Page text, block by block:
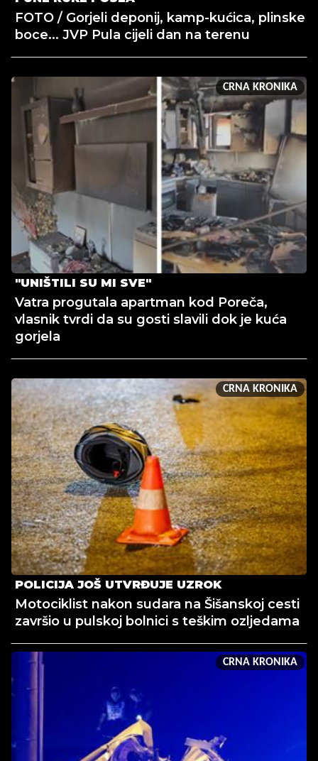
FOTO / Gorjeli deponij, kamp-kućica, plinske
boce... JVP Pula cijeli dan na terenu
CRNA KRONIKA
"UNIŠTILI SU MI SVE"
Vatra progutala apartman kod Poreča,
vlasnik tvrdi da su gosti slavili dok je kuća
gorjela
CRNA KRONIKA
POLICIJA JOŠ UTVRĐUJE UZROK
Motociklist nakon sudara na Šišanskoj cesti
završio u pulskoj bolnici s teškim ozljedama
CRNA KRONIKA